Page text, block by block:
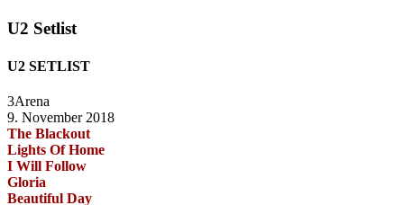
U2 Setlist
U2 SETLIST
3Arena
9. November 2018
The Blackout
Lights Of Home
I Will Follow
Gloria
Beautiful Day